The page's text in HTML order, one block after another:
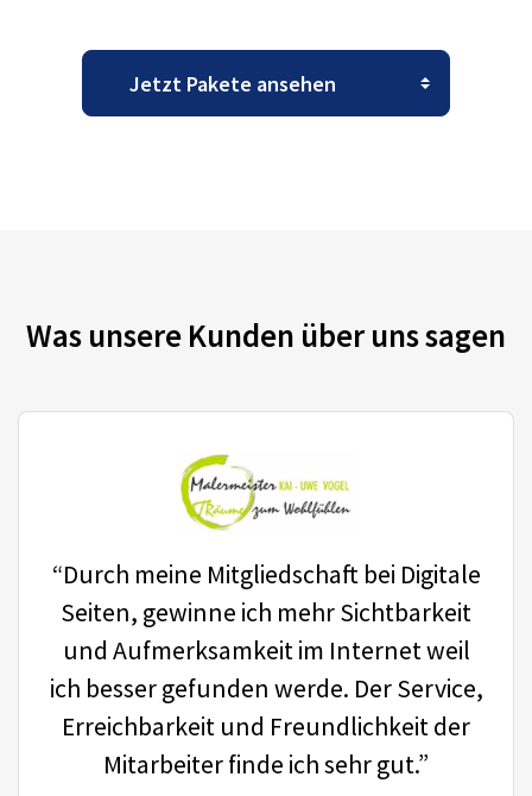
Was unsere Kunden über uns sagen
“Durch meine Mitgliedschaft bei Digitale
Seiten, gewinne ich mehr Sichtbarkeit
und Aufmerksamkeit im Internet weil
ich besser gefunden werde. Der Service,
Erreichbarkeit und Freundlichkeit der
Mitarbeiter finde ich sehr gut.”